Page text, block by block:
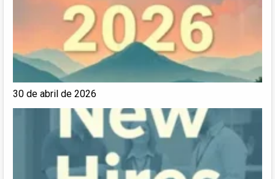
30 de abril de 2026